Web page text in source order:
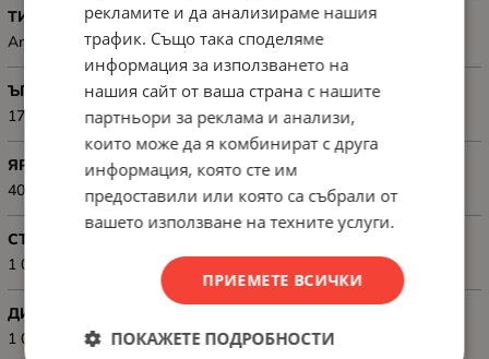
ТИП НА ДИСПЛЕЯ
Anti-Glare
ЪГЪЛ НА ВИДИМОСТ
178° / 178°
ЯРКОСТ
400cd/m2
СТАТИЧЕН КОНТРАСТ
1 000:1
ДИНАМИЧЕН КОНТРАСТ
1 000:1
рекламите и да анализираме нашия
трафик. Също така споделяме
информация за използването на
нашия сайт от ваша страна с нашите
партньори за реклама и анализи,
които може да я комбинират с друга
информация, която сте им
предоставили или която са събрали от
вашето използване на техните услуги.
ПРИЕМЕТЕ ВСИЧКИ
ПОКАЖЕТЕ ПОДРОБНОСТИ